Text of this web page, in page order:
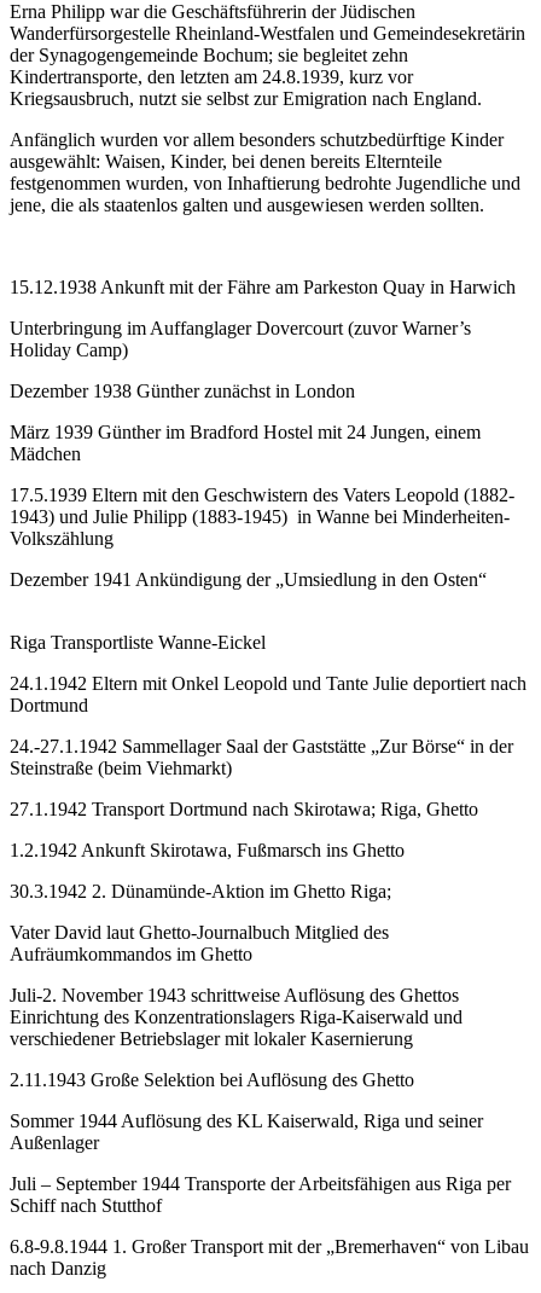
Erna Philipp war die Geschäftsführerin der Jüdischen
Wanderfürsorgestelle Rheinland-Westfalen und Gemeindesekretärin
der Synagogengemeinde Bochum; sie begleitet zehn
Kindertransporte, den letzten am 24.8.1939, kurz vor
Kriegsausbruch, nutzt sie selbst zur Emigration nach England.
Anfänglich wurden vor allem besonders schutzbedürftige Kinder
ausgewählt: Waisen, Kinder, bei denen bereits Elternteile
festgenommen wurden, von Inhaftierung bedrohte Jugendliche und
jene, die als staatenlos galten und ausgewiesen werden sollten.
15.12.1938 Ankunft mit der Fähre am Parkeston Quay in Harwich
Unterbringung im Auffanglager Dovercourt (zuvor Warner’s
Holiday Camp)
Dezember 1938 Günther zunächst in London
März 1939 Günther im Bradford Hostel mit 24 Jungen, einem
Mädchen
17.5.1939 Eltern mit den Geschwistern des Vaters Leopold (1882-
1943) und Julie Philipp (1883-1945) in Wanne bei Minderheiten-
Volkszählung
Dezember 1941 Ankündigung der „Umsiedlung in den Osten“
Riga Transportliste Wanne-Eickel
24.1.1942 Eltern mit Onkel Leopold und Tante Julie deportiert nach
Dortmund
24.-27.1.1942 Sammellager Saal der Gaststätte „Zur Börse“ in der
Steinstraße (beim Viehmarkt)
27.1.1942 Transport Dortmund nach Skirotawa; Riga, Ghetto
1.2.1942 Ankunft Skirotawa, Fußmarsch ins Ghetto
30.3.1942 2. Dünamünde-Aktion im Ghetto Riga;
Vater David laut Ghetto-Journalbuch Mitglied des
Aufräumkommandos im Ghetto
Juli-2. November 1943 schrittweise Auflösung des Ghettos
Einrichtung des Konzentrationslagers Riga-Kaiserwald und
verschiedener Betriebslager mit lokaler Kasernierung
2.11.1943 Große Selektion bei Auflösung des Ghetto
Sommer 1944 Auflösung des KL Kaiserwald, Riga und seiner
Außenlager
Juli – September 1944 Transporte der Arbeitsfähigen aus Riga per
Schiff nach Stutthof
6.8-9.8.1944 1. Großer Transport mit der „Bremerhaven“ von Libau
nach Danzig